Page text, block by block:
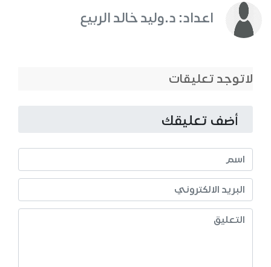
اعداد: د.وليد خالد الربيع
لاتوجد تعليقات
أضف تعليقك